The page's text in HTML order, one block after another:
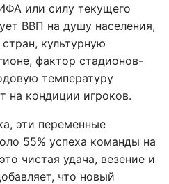
или силу текущего
ВВП на душу населения,
культурную
фактор стадионов-
температуру
на кондиции игроков.
эти переменные
55% успеха команды на
чистая удача, везение и
что новый